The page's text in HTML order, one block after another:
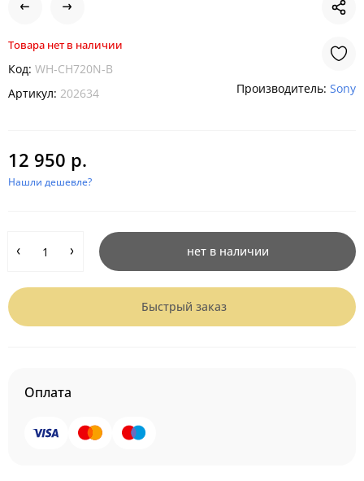
Товара нет в наличии
Код: WH-CH720N-B
Артикул: 202634 Производитель: Sony
12 950 р.
Нашли дешевле?
нет в наличии
Быстрый заказ
Оплата